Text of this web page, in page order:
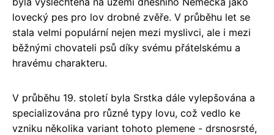
lovecký pes pro lov drobné zvěře. V průběhu let se
stala velmi populární nejen mezi myslivci, ale i mezi
běžnými chovateli psů díky svému přátelskému a
hravému charakteru.
V průběhu 19. století byla Srstka dále vylepšována a
specializována pro různé typy lovu, což vedlo ke
vzniku několika variant tohoto plemene - drsnosrsté,